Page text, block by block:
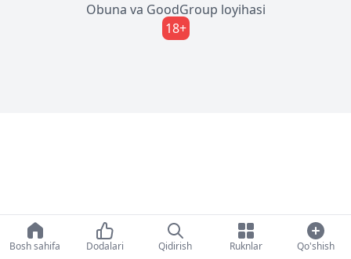
Obuna va GoodGroup loyihasi
18+
Bosh sahifa Dodalari Qidirish Ruknlar Qo'shish